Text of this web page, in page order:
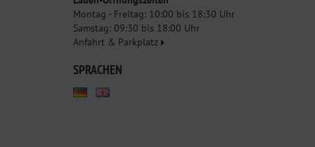
Montag - Freitag: 10:00 bis 18:30 Uhr
Samstag: 09:30 bis 18:00 Uhr
Anfahrt & Parkplatz
SPRACHEN